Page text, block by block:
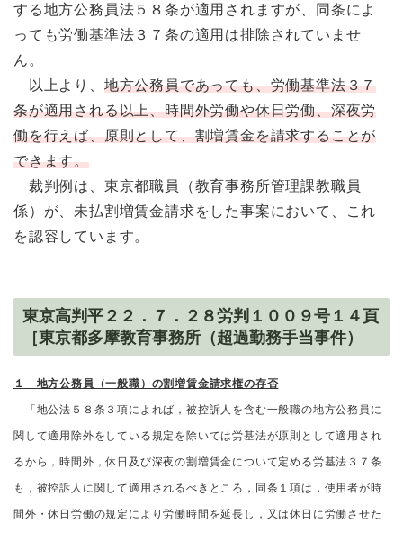
する地方公務員法５８条が適用されますが、同条によ
っても労働基準法３７条の適用は排除されていませ
ん。
以上より、 地方公務員であっても、労働基準法３７
条が適用される以上、時間外労働や休日労働、深夜労
働を行えば、原則として、割増賃金を請求することが
できます。
裁判例は、東京都職員（教育事務所管理課教職員
係）が、未払割増賃金請求をした事案において、これ
を認容しています。
東京高判平２２．７．２８労判１００９号１４頁
［東京都多摩教育事務所（超過勤務手当事件）
１ 地方公務員（一般職）の割増賃金請求権の存否
「地公法５８条３項によれば，被控訴人を含む一般職の地方公務員に
関して適用除外をしている規定を除いては労基法が原則として適用され
るから，時間外，休日及び深夜の割増賃金について定める労基法３７条
も，被控訴人に関して適用されるべきところ，同条１項は，使用者が時
間外・休日労働の規定により労働時間を延長し，又は休日に労働させた